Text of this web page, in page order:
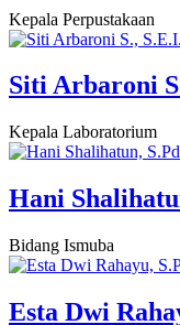
Kepala Perpustakaan
Siti Arbaroni
Kepala Laboratorium
Hani
Bidang Ismuba
Esta Dwi